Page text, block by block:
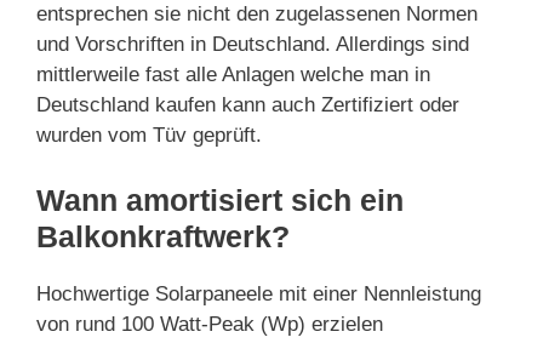
entsprechen sie nicht den zugelassenen Normen
und Vorschriften in Deutschland. Allerdings sind
mittlerweile fast alle Anlagen welche man in
Deutschland kaufen kann auch Zertifiziert oder
wurden vom Tüv geprüft.
Wann amortisiert sich ein
Balkonkraftwerk?
Hochwertige Solarpaneele mit einer Nennleistung
von rund 100 Watt-Peak (Wp) erzielen